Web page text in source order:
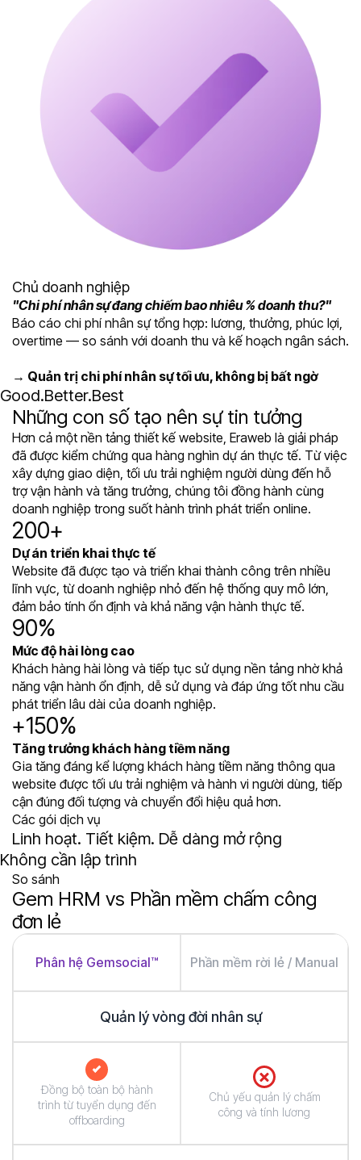
Chủ doanh nghiệp
"Chi phí nhân sự đang chiếm bao nhiêu % doanh thu?"
Báo cáo chi phí nhân sự tổng hợp: lương, thưởng, phúc lợi,
overtime — so sánh với doanh thu và kế hoạch ngân sách.
→ Quản trị chi phí nhân sự tối ưu, không bị bất ngờ
Những con số tạo nên sự tin tưởng
Hơn cả một nền tảng thiết kế website, Eraweb là giải pháp
đã được kiểm chứng qua hàng nghìn dự án thực tế. Từ việc
xây dựng giao diện, tối ưu trải nghiệm người dùng đến hỗ
trợ vận hành và tăng trưởng, chúng tôi đồng hành cùng
doanh nghiệp trong suốt hành trình phát triển online.
200+
Dự án triển khai thực tế
Website đã được tạo và triển khai thành công trên nhiều
lĩnh vực, từ doanh nghiệp nhỏ đến hệ thống quy mô lớn,
đảm bảo tính ổn định và khả năng vận hành thực tế.
90%
Mức độ hài lòng cao
Khách hàng hài lòng và tiếp tục sử dụng nền tảng nhờ khả
năng vận hành ổn định, dễ sử dụng và đáp ứng tốt nhu cầu
phát triển lâu dài của doanh nghiệp.
+150%
Tăng trưởng khách hàng tiềm năng
Gia tăng đáng kể lượng khách hàng tiềm năng thông qua
website được tối ưu trải nghiệm và hành vi người dùng, tiếp
cận đúng đối tượng và chuyển đổi hiệu quả hơn.
Các gói dịch vụ
Linh hoạt. Tiết kiệm. Dễ dàng mở rộng
So sánh
Gem HRM vs Phần mềm chấm công
đơn lẻ
Phân hệ Gemsocial™ Phần mềm rời lẻ / Manual
Quản lý vòng đời nhân sự
Đồng bộ toàn bộ hành
trình từ tuyển dụng đến
offboarding
Chủ yếu quản lý chấm
công và tính lương